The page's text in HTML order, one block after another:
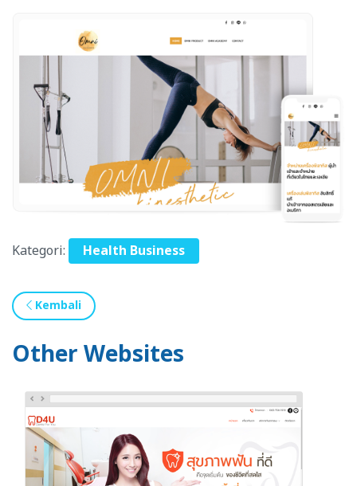
Kategori: Health Business
Kembali
Other Websites